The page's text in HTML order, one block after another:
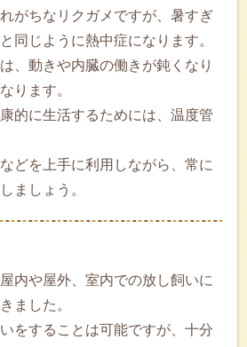
がちなリクガメですが、暑すぎ
同じように熱中症になります。
、動きや内臓の働きが鈍くなり
ります。
的に生活するためには、温度管
どを上手に利用しながら、常に
ましょう。
内や屋外、室内での放し飼いに
ました。
をすることは可能ですが、十分